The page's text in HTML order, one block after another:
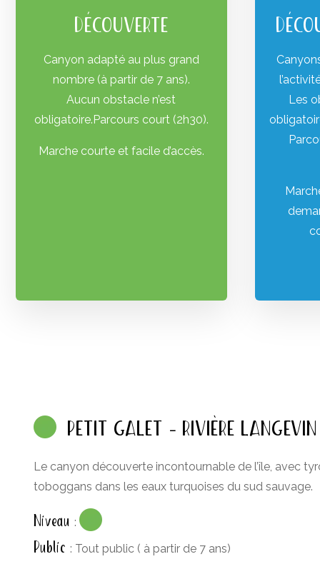
DÉCOUVERTE
Canyon adapté au plus grand
nombre (à partir de 7 ans).
Aucun obstacle n’est
obligatoire.Parcours court (2h30).
Marche courte et facile d’accès.
Les
PETIT GALET – RIVIÈRE LANGEVIN
Le canyon découverte incontournable de l’île, avec
toboggans dans les eaux turquoises du sud sauvage.
Niveau :
Public : Tout public ( à partir de 7 ans)